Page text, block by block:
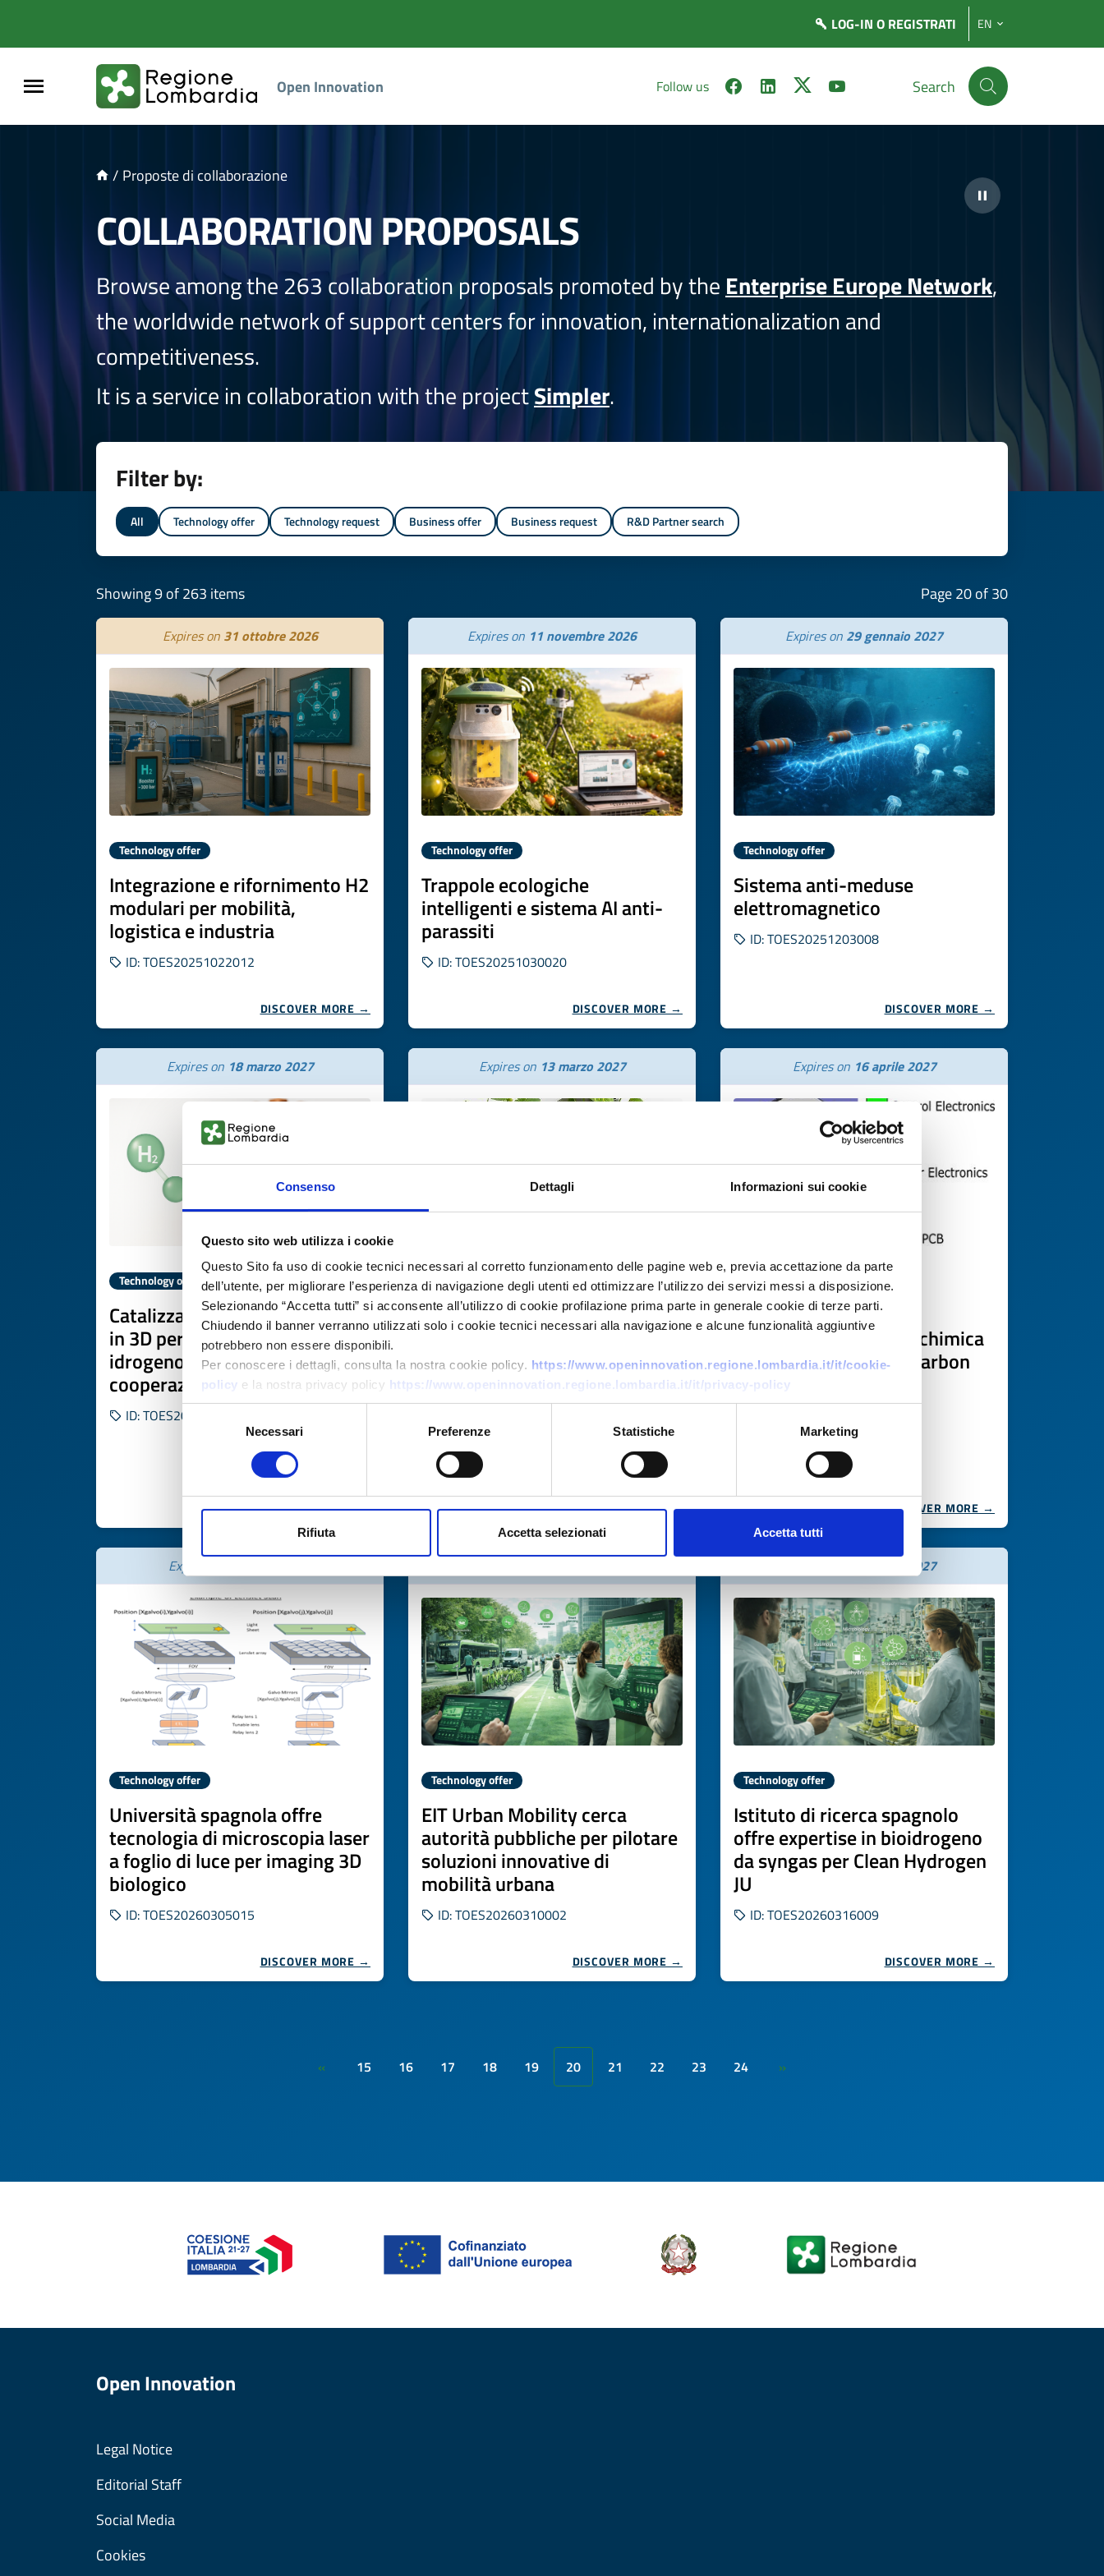
Consenso Dettagli Informazioni sui cookie
Questo sito web utilizza i cookie
Questo Sito fa uso di cookie tecnici necessari al corretto funzionamento delle pagine web e, previa accettazione da parte
dell’utente, per migliorare l’esperienza di navigazione degli utenti ed ottimizzare l’utilizzo dei servizi messi a disposizione.
Selezionando “Accetta tutti” si acconsente all’utilizzo di cookie profilazione prima parte in generale cookie di terze parti.
Chiudendo il banner verranno utilizzati solo i cookie tecnici necessari alla navigazione e alcune funzionalità aggiuntive
potrebbero non essere disponibili.
Per conoscere i dettagli, consulta la nostra cookie policy. https://www.openinnovation.regione.lombardia.it/it/cookie-
policy e la nostra privacy policy https://www.openinnovation.regione.lombardia.it/it/privacy-policy
Selezione
Necessari Preferenze Statistiche Marketing
Rifiuta Accetta selezionati Accetta tutti
LOG-IN O REGISTRATI EN
Open Innovation Follow us Search
/ Proposte di collaborazione
COLLABORATION PROPOSALS
Browse among the 263 collaboration proposals promoted by the Enterprise Europe Network,
the worldwide network of support centers for innovation, internationalization and
competitiveness.
It is a service in collaboration with the projectSimpler.
Filter by:
All Technology offer Technology request Business offer Business request R&D Partner search
Showing 9 of 263 items Page 20 of 30
Expires on 31 ottobre 2026
Technology offer
Integrazione e rifornimento H2
modulari per mobilità,
logistica e industria
ID: TOES20251022012
DISCOVER MORE →
Expires on 11 novembre 2026
Technology offer
Trappole ecologiche
intelligenti e sistema AI anti-
parassiti
ID: TOES20251030020
DISCOVER MORE →
Expires on 29 gennaio 2027
Technology offer
Sistema anti-meduse
elettromagnetico
ID: TOES20251203008
DISCOVER MORE →
Expires on 18 marzo 2027
Technology offer
Catalizzatore Cu-Ce stampato
in 3D per purificazione
idrogeno verde: offerta di
cooperazione
ID: TOES20260225024
DISCOVER MORE →
Expires on 13 marzo 2027
Technology offer
Sistema brevettato di giardino
verticale attivo per
trattamento e riuso delle
acque grigie e miglioramento
dell'efficienza energetica degli
edifici
ID: TOES20260226009
DISCOVER MORE →
Expires on 16 aprile 2027
Technology offer
Startup spagnola con
tecnologia fotoelettrochimica
per convertire CO₂ in Carbon
Black
DISCOVER MORE →
Expires on
Technology offer
Università spagnola offre
tecnologia di microscopia laser
a foglio di luce per imaging 3D
biologico
ID: TOES20260305015
DISCOVER MORE →
Technology offer
EIT Urban Mobility cerca
autorità pubbliche per pilotare
soluzioni innovative di
mobilità urbana
ID: TOES20260310002
DISCOVER MORE →
03 aprile 2027
Technology offer
Istituto di ricerca spagnolo
offre expertise in bioidrogeno
da syngas per Clean Hydrogen
JU
ID: TOES20260316009
DISCOVER MORE →
« 15 16 17 18 19 20 21 22 23 24 »
Open Innovation
Legal Notice
Editorial Staff
Social Media
Cookies